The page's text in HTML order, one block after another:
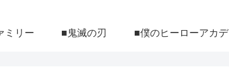
ミリー ■鬼滅の刃 ■僕のヒーローアカ